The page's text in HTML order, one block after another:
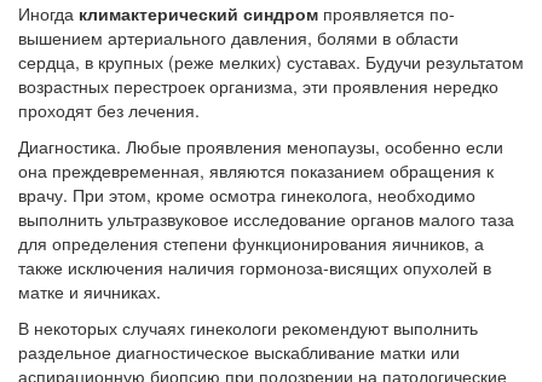
Иногда климактерический синдром проявляется по­
вышением артериального давления, болями в области
сердца, в крупных (реже мелких) суставах. Будучи ре­зультатом
возрастных перестроек организма, эти прояв­ления нередко
проходят без лечения.
Диагностика. Любые проявления менопаузы, осо­бенно если
она преждевременная, являются показанием обращения к
врачу. При этом, кроме осмотра гинеколога, необходимо
выполнить ультразвуковое исследование ор­ганов малого таза
для определения степени функциониро­вания яичников, а
также исключения наличия гормоноза-висящих опухолей в
матке и яичниках.
В некоторых случаях гинекологи рекомендуют выпол­нить
раздельное диагностическое выскабливание матки или
аспирационную биопсию при подозрении на патоло­гические